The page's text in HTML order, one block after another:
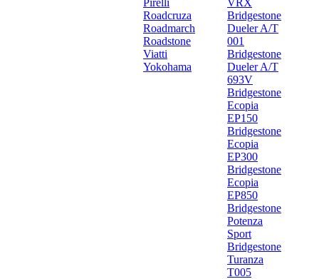
Pirelli
Roadcruza
Roadmarch
Roadstone
Viatti
Yokohama
VRX
Bridgestone
Dueler A/T
001
Bridgestone
Dueler A/T
693V
Bridgestone
Ecopia
EP150
Bridgestone
Ecopia
EP300
Bridgestone
Ecopia
EP850
Bridgestone
Potenza
Sport
Bridgestone
Turanza
T005